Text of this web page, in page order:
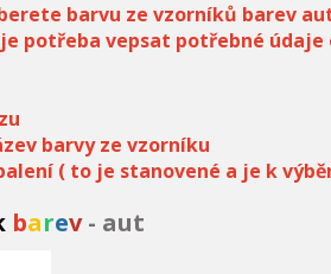
barvu ze vzorníků barev
potřeba vepsat potřebné údaje
barvy ze vzorníku
( to je stanovené a je k
barev- aut